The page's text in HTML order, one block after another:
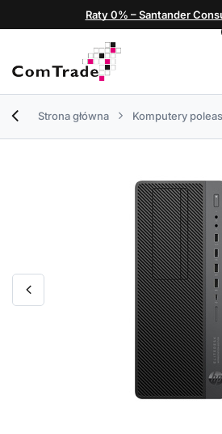
Raty 0% – Santander
Strona główna Komputery